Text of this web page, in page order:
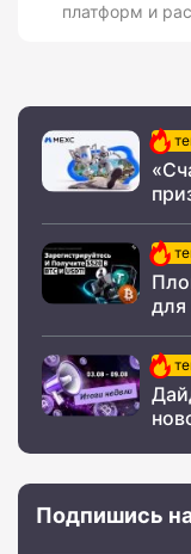
платформ и
для
Подпишись